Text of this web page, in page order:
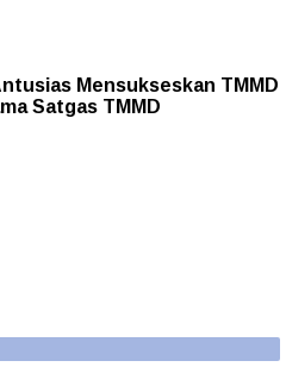
Mensukseskan TMMD
Satgas TMMD